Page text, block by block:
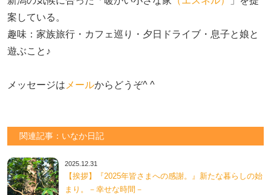
案している。
趣味：家族旅行・カフェ巡り・夕日ドライブ・息子と娘と
遊ぶこと♪
メッセージは メールからどうぞ^ ^
関連記事：いなか日記
2025.12.31
【挨拶】『2025年皆さまへの感謝。』新たな暮らしの始
まり。－幸せな時間－